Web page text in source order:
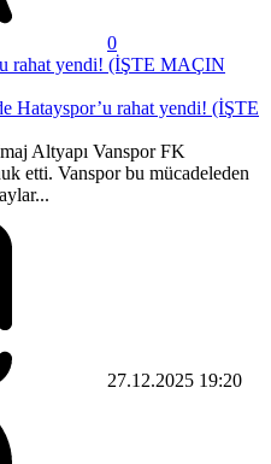
0
Hatayspor’u rahat yendi! (İŞTE
Altyapı Vanspor FK
etti. Vanspor bu mücadeleden
27.12.2025 19:20